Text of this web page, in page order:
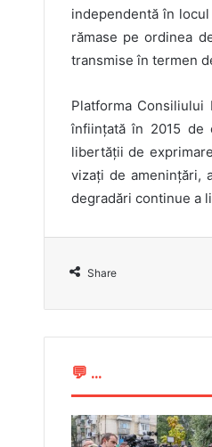
independentă în
rămase pe ordinea
transmise în termen
Platforma
înființată în 2015 de
libertății de
vizați de amenințări,
degradări continue a
Share
💬 ...